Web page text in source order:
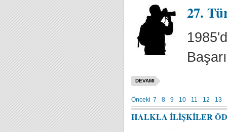
27.
DEVAMI
Önceki 7 8 9 10 11 12 13
HALKLA İLİŞKİLER